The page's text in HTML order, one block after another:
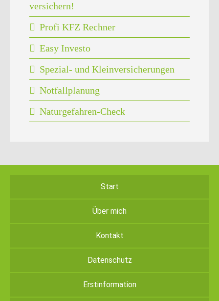
versichern!
Profi KFZ Rechner
Easy Investo
Spezial- und Kleinversicherungen
Notfallplanung
Naturgefahren-Check
Start
Über mich
Kontakt
Datenschutz
Erstinformation